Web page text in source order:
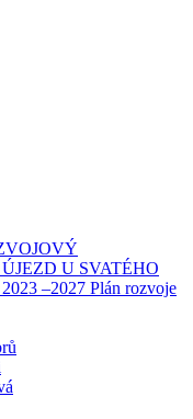
U SVATÉHO
–2027 Plán rozvoje